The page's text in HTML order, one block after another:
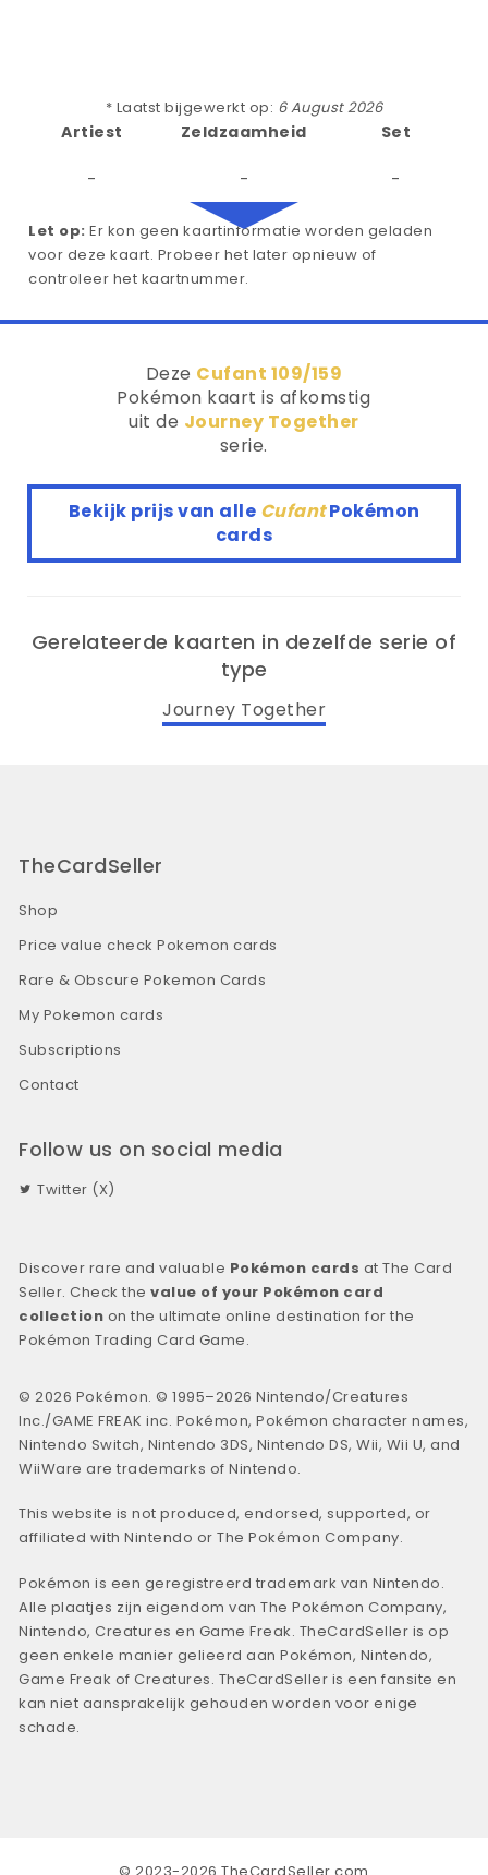
* Laatst bijgewerkt op: 6 August 2026
Artiest
-
Zeldzaamheid
-
Set
-
Let op: Er kon geen kaartinformatie worden geladen
voor deze kaart. Probeer het later opnieuw of
controleer het kaartnummer.
Deze Cufant 109/159
Pokémon kaart is afkomstig
uit de Journey Together
serie.
Bekijk prijs van alle CufantPokémon
cards
Gerelateerde kaarten in dezelfde serie of
type
Journey Together
TheCardSeller
Shop
Price value check Pokemon cards
Rare & Obscure Pokemon Cards
My Pokemon cards
Subscriptions
Contact
Follow us on social media
Twitter (X)
Discover rare and valuable Pokémon cards at The Card
Seller. Check thevalue of your Pokémon card
collection on the ultimate online destination for the
Pokémon Trading Card Game.
© 2026 Pokémon. © 1995–2026 Nintendo/Creatures
Inc./GAME FREAK inc. Pokémon, Pokémon character names,
Nintendo Switch, Nintendo 3DS, Nintendo DS, Wii, Wii U, and
WiiWare are trademarks of Nintendo.
This website is not produced, endorsed, supported, or
affiliated with Nintendo or The Pokémon Company.
Pokémon is een geregistreerd trademark van Nintendo.
Alle plaatjes zijn eigendom van The Pokémon Company,
Nintendo, Creatures en Game Freak. TheCardSeller is op
geen enkele manier gelieerd aan Pokémon, Nintendo,
Game Freak of Creatures. TheCardSeller is een fansite en
kan niet aansprakelijk gehouden worden voor enige
schade.
© 2023-2026 TheCardSeller.com